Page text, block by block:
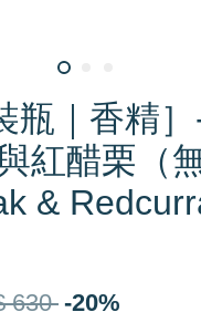
瓶｜香精
紅醋栗（
&
630 -20%